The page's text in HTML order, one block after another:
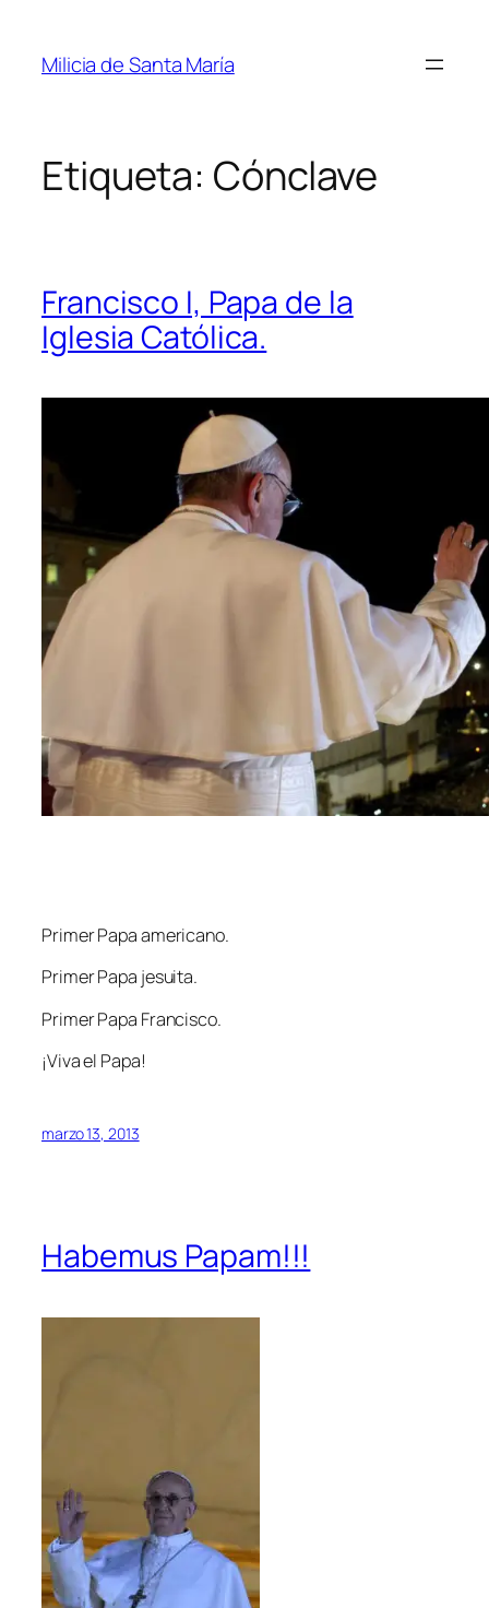
contenido
Milicia de Santa María
Etiqueta: Cónclave
Francisco I, Papa de la
Iglesia Católica.
Primer Papa americano.
Primer Papa jesuita.
Primer Papa Francisco.
¡Viva el Papa!
marzo 13, 2013
Habemus Papam!!!